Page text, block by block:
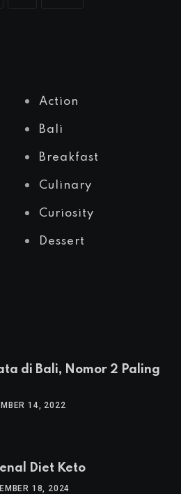
Action
Bali
Breakfast
Culinary
Curiosity
Dessert
di Bali, Nomor 2 Paling
14, 2022
Diet Keto
18, 2024